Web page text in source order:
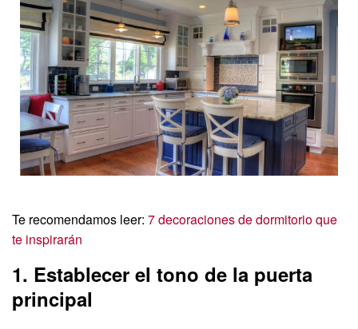
Te recomendamos leer: 7 decoraciones de dormitorio que
te inspirarán
1. Establecer el tono de la puerta
principal